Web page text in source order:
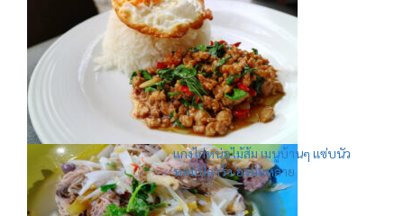
แกงไก่หน่อไม้ส้ม เมนูบ้านๆ แซ่บนัว
หอมปลาร้า อร่อยหลาย